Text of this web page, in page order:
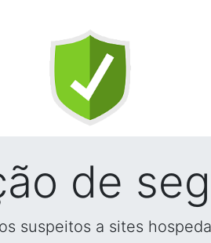
de
suspeitos a sites